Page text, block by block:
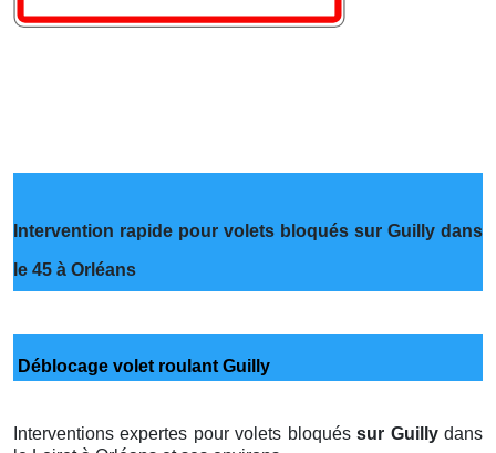
Intervention rapide pour volets bloqués sur Guilly dans
le 45 à Orléans
Déblocage volet roulant Guilly
Interventions expertes pour volets bloquéssur Guillydans